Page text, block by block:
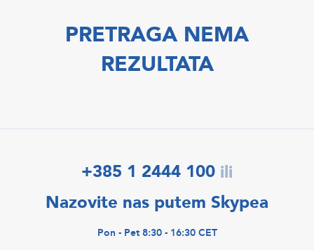
PRETRAGA NEMA
REZULTATA
+385 1 2444 100 ili
Nazovite nas putem Skypea
Pon - Pet 8:30 - 16:30 CET